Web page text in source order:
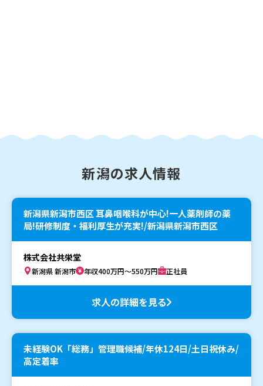
新潟の求人情報
新潟県新潟市西区 耳鼻咽喉科が中心!一人薬剤師の薬
局!研修制度・福利厚生が充実!/新潟県新潟市西区
株式会社共栄堂
新潟県 新潟市 年収400万円～550万円 正社員
求人の詳細を見る
未経験OK「総務」管理職候補/年休124日/土日祝休み/
高定着率